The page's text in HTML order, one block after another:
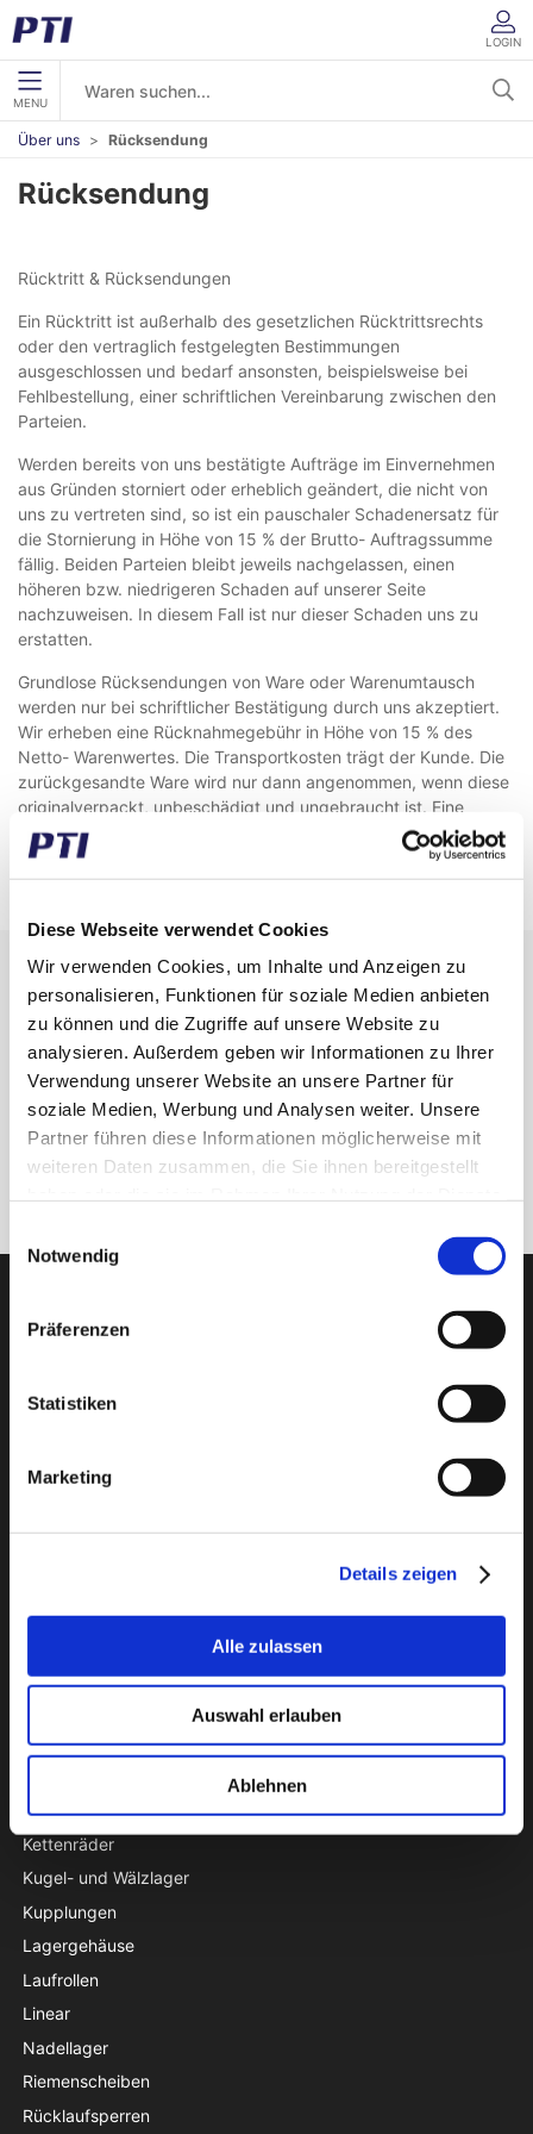
Diese Webseite verwendet Cookies
Wir verwenden Cookies, um Inhalte und Anzeigen zu
personalisieren, Funktionen für soziale Medien anbieten
zu können und die Zugriffe auf unsere Website zu
analysieren. Außerdem geben wir Informationen zu Ihrer
Verwendung unserer Website an unsere Partner für
soziale Medien, Werbung und Analysen weiter. Unsere
Partner führen diese Informationen möglicherweise mit
weiteren Daten zusammen, die Sie ihnen bereitgestellt
Notwendig
Präferenzen
Statistiken
Marketing
Details zeigen
Alle zulassen
Auswahl erlauben
Ablehnen
LOGIN
MENU
Über uns Rücksendung
Rücksendung
Rücktritt & Rücksendungen
Ein Rücktritt ist außerhalb des gesetzlichen Rücktrittsrechts
oder den vertraglich festgelegten Bestimmungen
ausgeschlossen und bedarf ansonsten, beispielsweise bei
Fehlbestellung, einer schriftlichen Vereinbarung zwischen den
Parteien.
Werden bereits von uns bestätigte Aufträge im Einvernehmen
aus Gründen storniert oder erheblich geändert, die nicht von
uns zu vertreten sind, so ist ein pauschaler Schadenersatz für
die Stornierung in Höhe von 15 % der Brutto- Auftragssumme
fällig. Beiden Parteien bleibt jeweils nachgelassen, einen
höheren bzw. niedrigeren Schaden auf unserer Seite
nachzuweisen. In diesem Fall ist nur dieser Schaden uns zu
erstatten.
Grundlose Rücksendungen von Ware oder Warenumtausch
werden nur bei schriftlicher Bestätigung durch uns akzeptiert.
Wir erheben eine Rücknahmegebühr in Höhe von 15 % des
Netto- Warenwertes. Die Transportkosten trägt der Kunde. Die
zurückgesandte Ware wird nur dann angenommen, wenn diese
originalverpackt, unbeschädigt und ungebraucht ist. Eine
Rücknahme von Fremdware, Sonderartikeln und
Spezialanfertigungen ist generell ausgeschlossen, soweit kein
gesetzliches Rücktrittsrecht gilt.
Erhalten Sie unseren Newsletter
Newsletter - max. 2 mal jährlich
Lager & Transmissionen
+45 74782515
KATALOG
Gelenklager
Keilriemen und Zahnriemen
Ketten- und Riemenspanner
Kettenräder
Kugel- und Wälzlager
Kupplungen
Lagergehäuse
Laufrollen
Linear
Nadellager
Riemenscheiben
Rücklaufsperren